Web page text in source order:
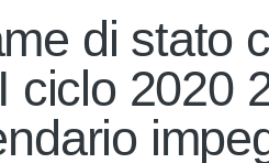
di stato
ciclo 2020